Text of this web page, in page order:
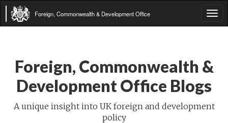
Foreign, Commonwealth & Development Office
Foreign, Commonwealth &
Development Office Blogs
A unique insight into UK foreign and development
policy